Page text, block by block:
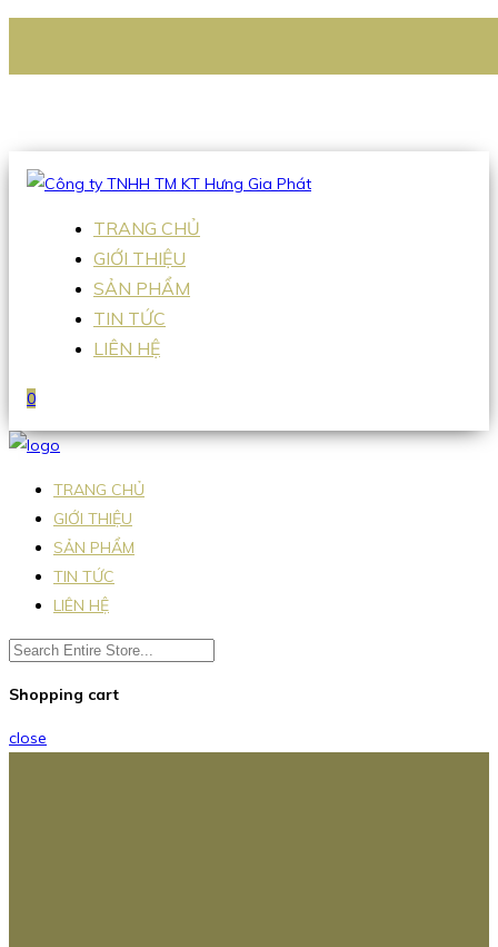
Hotline:0938 336 079
TRANG CHỦ
GIỚI THIỆU
SẢN PHẨM
TIN TỨC
LIÊN HỆ
0
TRANG CHỦ
GIỚI THIỆU
SẢN PHẨM
TIN TỨC
LIÊN HỆ
Shopping cart
close